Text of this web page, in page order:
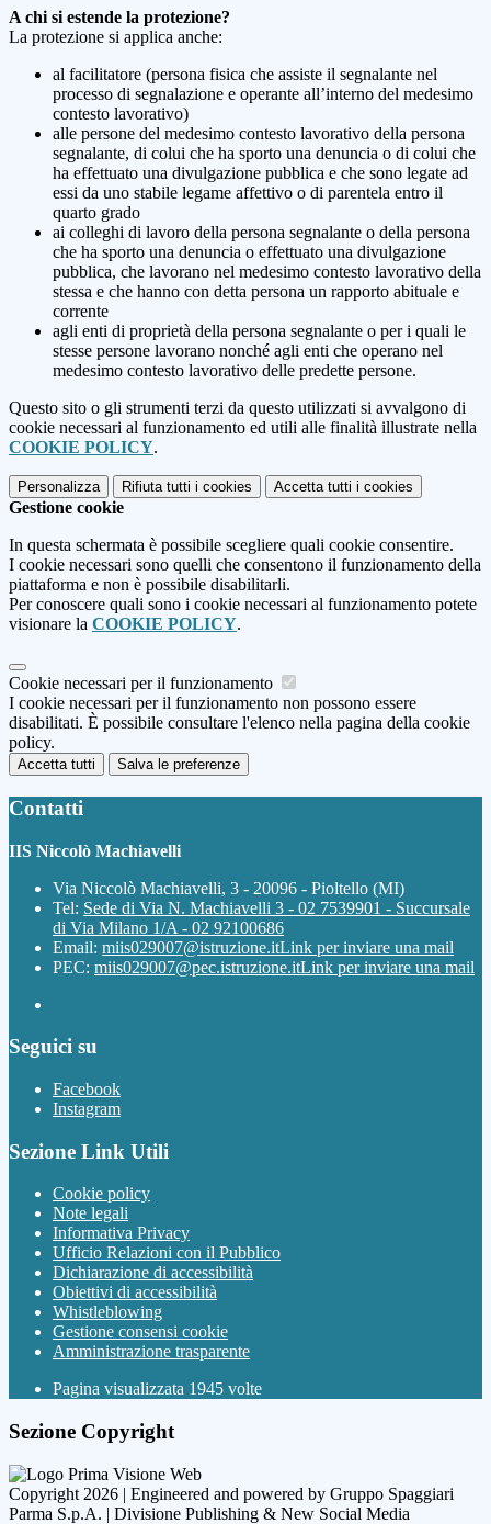
A chi si estende la protezione?
La protezione si applica anche:
al facilitatore (persona fisica che assiste il segnalante nel
processo di segnalazione e operante all’interno del medesimo
contesto lavorativo)
alle persone del medesimo contesto lavorativo della persona
segnalante, di colui che ha sporto una denuncia o di colui che
ha effettuato una divulgazione pubblica e che sono legate ad
essi da uno stabile legame affettivo o di parentela entro il
quarto grado
ai colleghi di lavoro della persona segnalante o della persona
che ha sporto una denuncia o effettuato una divulgazione
pubblica, che lavorano nel medesimo contesto lavorativo della
stessa e che hanno con detta persona un rapporto abituale e
corrente
agli enti di proprietà della persona segnalante o per i quali le
stesse persone lavorano nonché agli enti che operano nel
medesimo contesto lavorativo delle predette persone.
Questo sito o gli strumenti terzi da questo utilizzati si avvalgono di
cookie necessari al funzionamento ed utili alle finalità illustrate nella
COOKIE POLICY.
Personalizza Rifiuta tutti i cookies Accetta tutti i cookies
Gestione cookie
In questa schermata è possibile scegliere quali cookie consentire.
I cookie necessari sono quelli che consentono il funzionamento della
piattaforma e non è possibile disabilitarli.
Per conoscere quali sono i cookie necessari al funzionamento potete
visionare la COOKIE POLICY.
Cookie necessari per il funzionamento
I cookie necessari per il funzionamento non possono essere
disabilitati. È possibile consultare l'elenco nella pagina della cookie
policy.
Accetta tutti Salva le preferenze
Contatti
IIS Niccolò Machiavelli
Via Niccolò Machiavelli, 3 - 20096 - Pioltello (MI)
Tel: Sede di Via N. Machiavelli 3 - 02 7539901 - Succursale
di Via Milano 1/A - 02 92100686
Email: miis029007@istruzione.itLink per inviare una mail
PEC: miis029007@pec.istruzione.itLink per inviare una mail
Seguici su
Facebook
Instagram
Sezione Link Utili
Cookie policy
Note legali
Informativa Privacy
Ufficio Relazioni con il Pubblico
Dichiarazione di accessibilità
Obiettivi di accessibilità
Whistleblowing
Gestione consensi cookie
Amministrazione trasparente
Pagina visualizzata 1945 volte
Sezione Copyright
Copyright 2026 | Engineered and powered by Gruppo Spaggiari
Parma S.p.A. | Divisione Publishing & New Social Media